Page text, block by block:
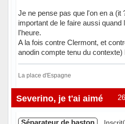
Je ne pense pas que l'on en a (it
important de le faire aussi quand
l'heure.
A la fois contre Clermont, et
anodin compte tenu du contexte)
La place d'Espagne
Hors ligne
Severino, je t'ai aimé
Séparateur de baston